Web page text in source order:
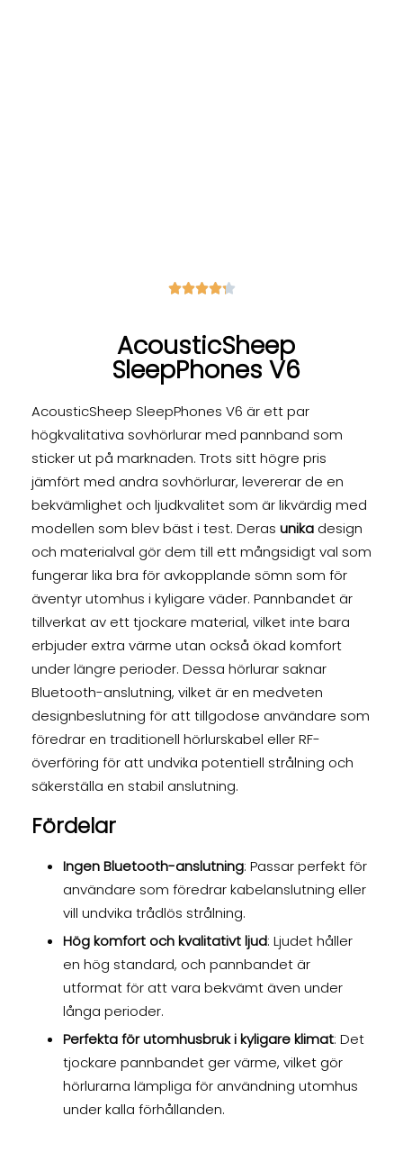

AcousticSheep
SleepPhones V6
AcousticSheep SleepPhones V6 är ett par
högkvalitativa sovhörlurar med pannband som
sticker ut på marknaden. Trots sitt högre pris
jämfört med andra sovhörlurar, levererar de en
bekvämlighet och ljudkvalitet som är likvärdig med
modellen som blev bäst i test. Deras unika design
och materialval gör dem till ett mångsidigt val som
fungerar lika bra för avkopplande sömn som för
äventyr utomhus i kyligare väder. Pannbandet är
tillverkat av ett tjockare material, vilket inte bara
erbjuder extra värme utan också ökad komfort
under längre perioder. Dessa hörlurar saknar
Bluetooth-anslutning, vilket är en medveten
designbeslutning för att tillgodose användare som
föredrar en traditionell hörlurskabel eller RF-
överföring för att undvika potentiell strålning och
säkerställa en stabil anslutning.
Fördelar
Ingen Bluetooth-anslutning: Passar perfekt för
användare som föredrar kabelanslutning eller
vill undvika trådlös strålning.
Hög komfort och kvalitativt ljud: Ljudet håller
en hög standard, och pannbandet är
utformat för att vara bekvämt även under
långa perioder.
Perfekta för utomhusbruk i kyligare klimat: Det
tjockare pannbandet ger värme, vilket gör
hörlurarna lämpliga för användning utomhus
under kalla förhållanden.